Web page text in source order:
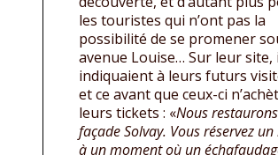
les touristes qui n’ont pas la
possibilité de se promener
avenue Louise… Sur leur site,
indiquaient à leurs futurs
et ce avant que ceux-ci
leurs tickets : «Nous
façade Solvay. Vous réservez
à un moment où un